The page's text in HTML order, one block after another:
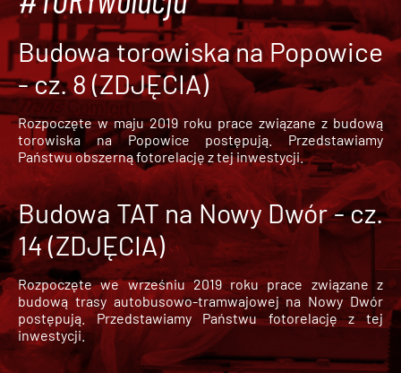
Budowa torowiska na Popowice
- cz. 8 (ZDJĘCIA)
Rozpoczęte w maju 2019 roku prace związane z budową
torowiska na Popowice
postępują. Przedstawiamy
Państwu obszerną fotorelację z tej inwestycji.
Budowa TAT na Nowy Dwór - cz.
14 (ZDJĘCIA)
Rozpoczęte we wrześniu 2019 roku prace związane z
budową trasy autobusowo-tramwajowej na Nowy Dwór
postępują. Przedstawiamy Państwu fotorelację z tej
inwestycji.